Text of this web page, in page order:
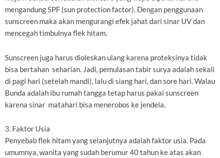
mengandung SPF (sun protection factor). Dengan penggunaan
sunscreen maka akan mengurangi efek jahat dari sinar UV dan
mencegah timbulnya flek hitam.
Sunscreen juga harus dioleskan ulang karena proteksinya tidak
bisa bertahan seharian. Jadi, pemulasan tabir surya adalah sekali
di pagi hari (setelah mandi), lalu di siang hari, dan sore hari. Walau
Bunda adalah ibu rumah tangga tetap harus pakai sunscreen
karena sinar matahari bisa menerobos ke jendela.
3. Faktor Usia
Penyebab flek hitam yang selanjutnya adalah faktor usia. Pada
umumnya, wanita yang sudah berumur 40 tahun ke atas akan